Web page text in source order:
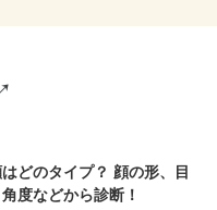
どのタイプ？ 顔の形、目
度などから診断！